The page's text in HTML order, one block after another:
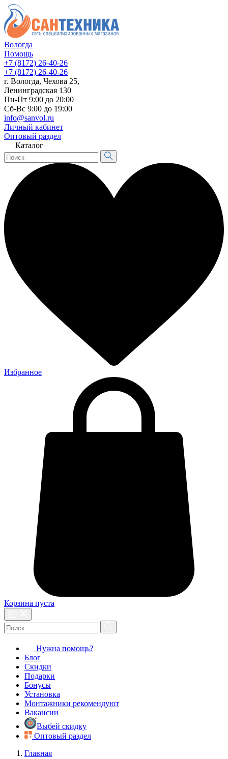
Вологда
Помощь
+7 (8172) 26-40-26
+7 (8172) 26-40-26
г. Вологда, Чехова 25,
Ленинградская 130
Пн-Пт 9:00 до 20:00
Сб-Вс 9:00 до 19:00
info@sanvol.ru
Личный кабинет
Оптовый раздел
Каталог
Избранное
Корзина пуста
Нужна помощь?
Блог
Скидки
Подарки
Бонусы
Установка
Монтажники рекомендуют
Вакансии
Выбей скидку
Оптовый раздел
Главная